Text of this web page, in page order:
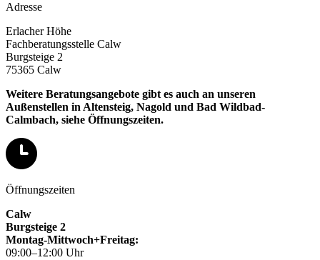
Adresse
Erlacher Höhe
Fachberatungsstelle Calw
Burgsteige 2
75365 Calw
Weitere Beratungsangebote gibt es auch an unseren
Außenstellen in Altensteig, Nagold und Bad Wildbad-
Calmbach, siehe Öffnungszeiten.
Öffnungszeiten
Calw
Burgsteige 2
Montag-Mittwoch+Freitag:
09:00–12:00 Uhr